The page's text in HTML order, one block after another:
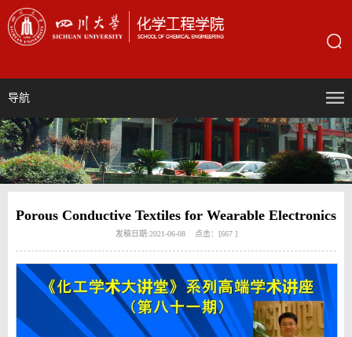
导航
Porous Conductive Textiles for Wearable Electronics
发稿日期:2021-06-08 点击：[667 ]